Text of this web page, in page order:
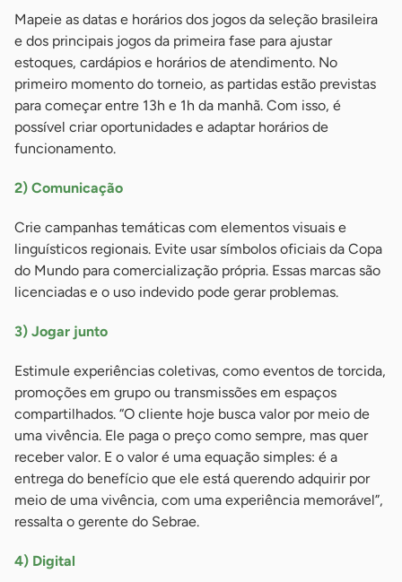
Mapeie as datas e horários dos jogos da seleção brasileira
e dos principais jogos da primeira fase para ajustar
estoques, cardápios e horários de atendimento. No
primeiro momento do torneio, as partidas estão previstas
para começar entre 13h e 1h da manhã. Com isso, é
possível criar oportunidades e adaptar horários de
funcionamento.
2) Comunicação
Crie campanhas temáticas com elementos visuais e
linguísticos regionais. Evite usar símbolos oficiais da Copa
do Mundo para comercialização própria. Essas marcas são
licenciadas e o uso indevido pode gerar problemas.
3) Jogar junto
Estimule experiências coletivas, como eventos de torcida,
promoções em grupo ou transmissões em espaços
compartilhados. “O cliente hoje busca valor por meio de
uma vivência. Ele paga o preço como sempre, mas quer
receber valor. E o valor é uma equação simples: é a
entrega do benefício que ele está querendo adquirir por
meio de uma vivência, com uma experiência memorável”,
ressalta o gerente do Sebrae.
4) Digital